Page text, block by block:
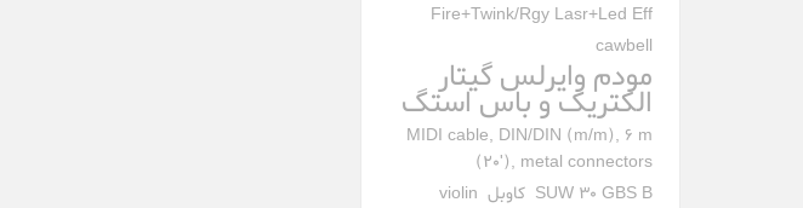
Fire+Twink/Rgy Lasr+Led Eff
cawbell
مودم وایرلس گیتار
الکتریک و باس استگ
MIDI cable, DIN/DIN (m/m), 6 m
(20'), metal connectors
SUW 30 GBS B کاوبل violin